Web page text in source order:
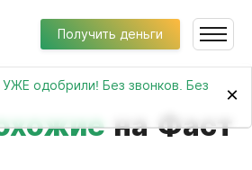
одобрили! Без звонков. Без
×
Получить деньги
на Фаст